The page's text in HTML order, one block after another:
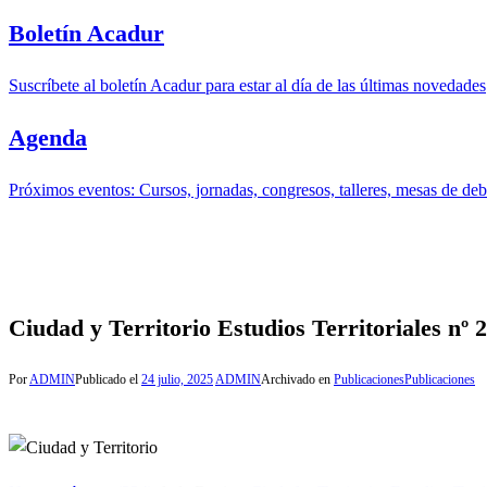
Boletín Acadur
Suscríbete al boletín Acadur para estar al día de las últimas novedades
Agenda
Próximos eventos: Cursos, jornadas, congresos, talleres, mesas de
Ciudad y Territorio Estudios Territoriales nº
PorADMINPublicado el 24 julio, 2025ADMINArchivado en PublicacionesPublicaciones